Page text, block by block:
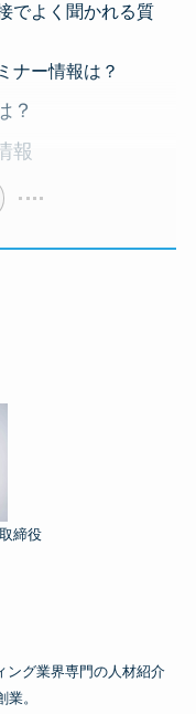
でよく聞かれる質
ナー情報は？
？
報
締役
ング業界専門の人材紹介
。